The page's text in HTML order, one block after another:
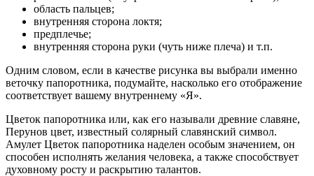
область пальцев;
внутренняя сторона локтя;
предплечье;
внутренняя сторона руки (чуть ниже плеча) и т.п.
Одним словом, если в качестве рисунка вы выбрали именно
веточку папоротника, подумайте, насколько его отображение
соответствует вашему внутреннему «Я».
Цветок папоротника или, как его называли древние славяне,
Перунов цвет, известный солярный славянский символ.
Амулет Цветок папоротника наделен особым значением, он
способен исполнять желания человека, а также способствует
духовному росту и раскрытию талантов.